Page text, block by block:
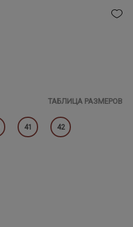
ТАБЛИЦА РАЗМЕРОВ
41 42